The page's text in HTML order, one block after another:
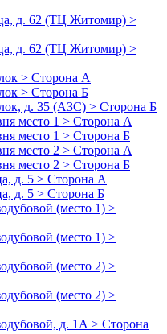
д. 62 (ТЦ Житомир) >
д. 62 (ТЦ Житомир) >
> Сторона А
> Сторона Б
д. 35 (АЗС) > Сторона Б
место 1 > Сторона А
место 1 > Сторона Б
место 2 > Сторона А
место 2 > Сторона Б
д. 5 > Сторона А
д. 5 > Сторона Б
(место 1) >
(место 1) >
(место 2) >
(место 2) >
д. 1А > Сторона